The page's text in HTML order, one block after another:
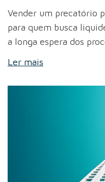
Vender um precatório
para quem busca
a longa espera dos
Ler mais